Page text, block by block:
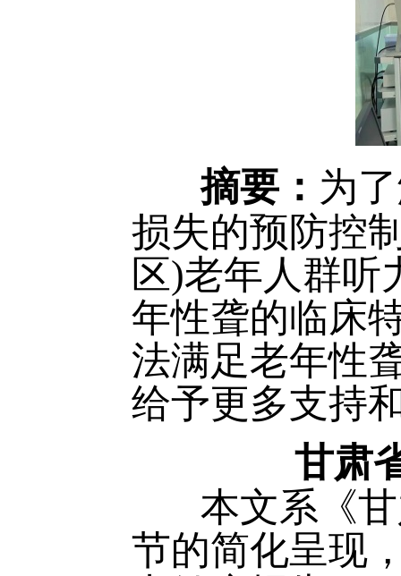
摘要： 为
损失的预防控
区)老年人群听
年性聋的临床
法满足老年性
给予更多支持
甘肃
本文系《甘
节的简化呈现